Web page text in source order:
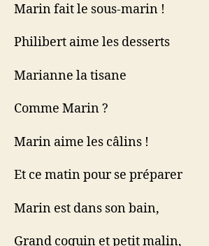
Marin fait le sous-marin !
Philibert aime les desserts
Marianne la tisane
Comme Marin ?
Marin aime les câlins !
Et ce matin pour se préparer
Marin est dans son bain,
Grand coquin et petit malin,